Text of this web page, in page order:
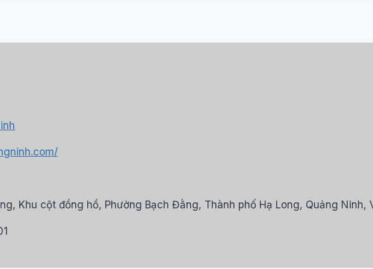
Khu cột đồng hồ, Phường Bạch Đằng, Thành phố Hạ Long, Quảng Ninh,